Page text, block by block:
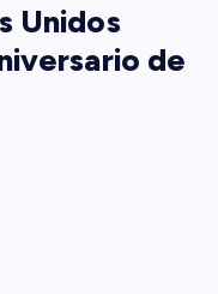
Unidos
de